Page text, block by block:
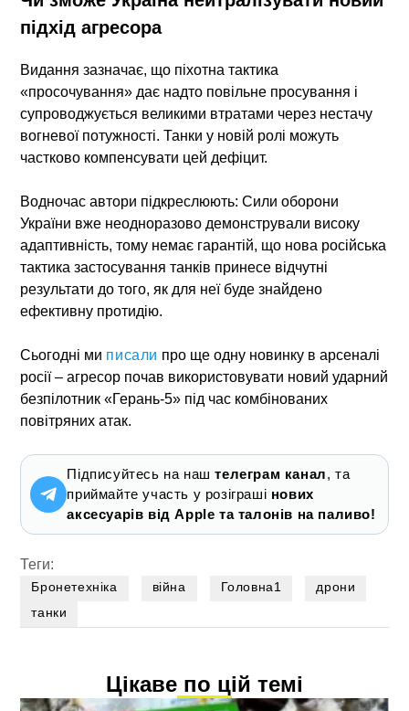
підхід агресора
Видання зазначає, що піхотна тактика
«просочування» дає надто повільне просування і
супроводжується великими втратами через нестачу
вогневої потужності. Танки у новій ролі можуть
частково компенсувати цей дефіцит.
Водночас автори підкреслюють: Сили оборони
України вже неодноразово демонстрували високу
адаптивність, тому немає гарантій, що нова російська
тактика застосування танків принесе відчутні
результати до того, як для неї буде знайдено
ефективну протидію.
Сьогодні ми писали про ще одну новинку в арсеналі
росії – агресор почав використовувати новий ударний
безпілотник «Герань-5» під час комбінованих
повітряних атак.
Підписуйтесь на наштелеграм канал, та
приймайте участь у розіграші нових
аксесуарів від Apple та талонів на паливо!
Теги:
Бронетехніка війна Головна1
дрони
танки
Цікаве по цій темі